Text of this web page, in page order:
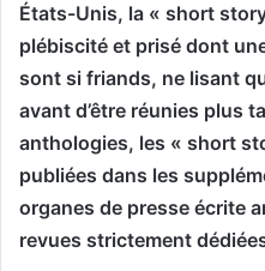
États-Unis, la « short
plébiscité et prisé dont
sont si friands, ne lisant
avant d’être réunies plus
anthologies, les « short
publiées dans les
organes de presse écrite
revues strictement